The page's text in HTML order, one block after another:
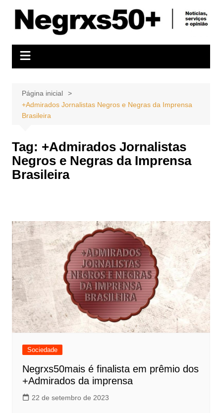
conteúdo
Página inicial
+Admirados Jornalistas Negros e Negras da Imprensa
Brasileira
Tag: +Admirados Jornalistas
Negros e Negras da Imprensa
Brasileira
Sociedade
Negrxs50mais é finalista em prêmio dos
+Admirados da imprensa
22 de setembro de 2023